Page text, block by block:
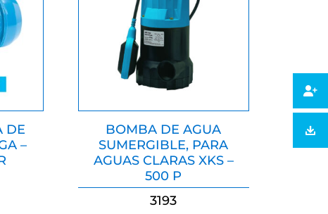
DE
–
BOMBA DE AGUA
SUMERGIBLE, PARA
AGUAS CLARAS XKS –
500 P
3193